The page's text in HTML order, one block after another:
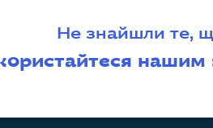
Не знайшли те,
нашим